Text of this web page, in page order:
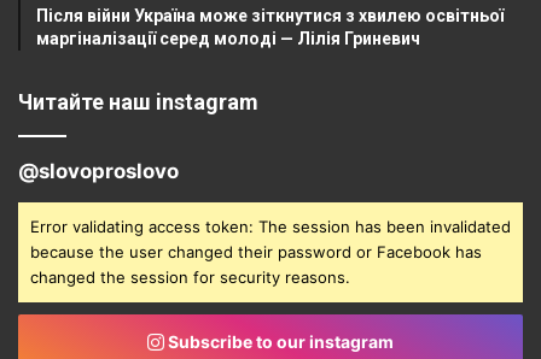
Після війни Україна може зіткнутися з хвилею освітньої
маргіналізації серед молоді — Лілія Гриневич
Читайте наш instagram
@slovoproslovo
Error validating access token: The session has been invalidated
because the user changed their password or Facebook has
changed the session for security reasons.
Subscribe to our instagram